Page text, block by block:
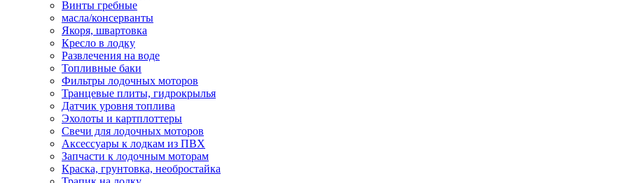
Винты гребные
масла/консерванты
Якоря, швартовка
Кресло в лодку
Развлечения на воде
Топливные баки
Фильтры лодочных моторов
Транцевые плиты, гидрокрылья
Датчик уровня топлива
Эхолоты и картплоттеры
Cвечи для лодочных моторов
Аксессуары к лодкам из ПВХ
Запчасти к лодочным моторам
Краска, грунтовка, необростайка